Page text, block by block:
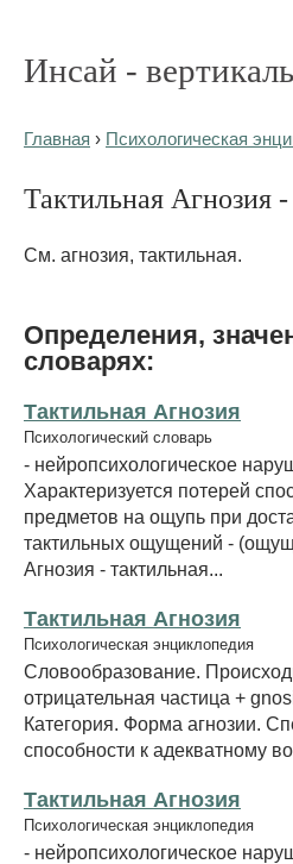
Инсай -
Главная › Психологическая
Тактильная Агнозия -
См. агнозия, тактильная.
Определения,
словарях:
Тактильная Агнозия
Психологический словарь
- нейропсихологическое
Характеризуется потерей
предметов на ощупь при
тактильных ощущений -
Агнозия - тактильная...
Тактильная Агнозия
Психологическая энциклопедия
Словообразование.
отрицательная частица +
Категория. Форма агнозии.
способности к адекватному
Тактильная Агнозия
Психологическая энциклопедия
- нейропсихологическое